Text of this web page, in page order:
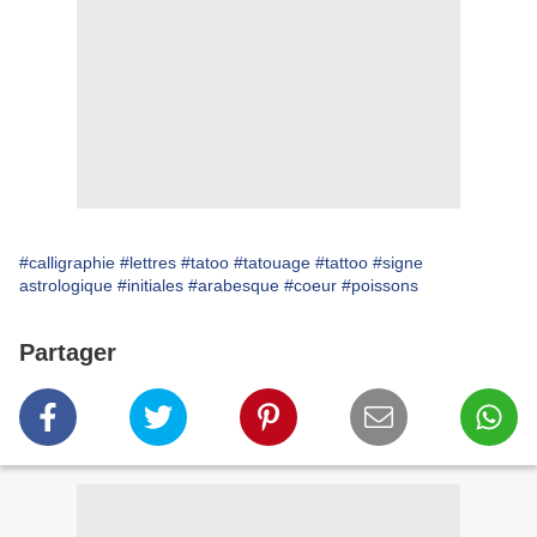
#calligraphie #lettres #tatoo #tatouage #tattoo #signe
astrologique #initiales #arabesque #coeur #poissons
Partager